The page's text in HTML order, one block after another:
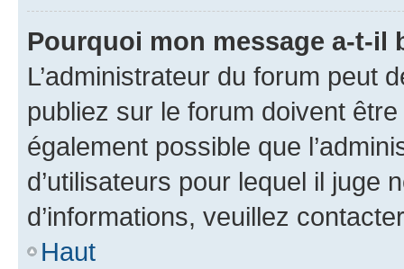
Pourquoi mon message a-t-il
L’administrateur du forum peut
publiez sur le forum doivent
également possible que
d’utilisateurs pour lequel il juge
d’informations, veuillez
Haut